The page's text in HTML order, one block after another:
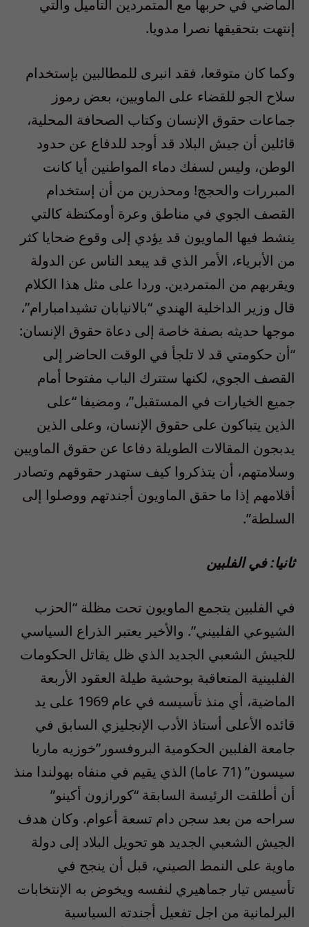
الماضي في حربها مع المتمردين التاميل والتي
إنتهت بتحقيقها نصرا مدويا.
وكما كان متوقعا، فقد انبرى للمطالبين بإستخدام
سلاح الجو للقضاء على الماويين، بعض رموز
جماعات حقوق الإنسان وكتاب الصحافة المحلية،
قائلين أن جيش البلاد قد أوجد للدفاع عن حدود
الوطن، وليس لسفك دماء المواطنين أيا كانت
المبررات والحجج! ومحذرين من أن إستخدام
القصف الجوي في مناطق وعرة أومكتظة كالتي
ينشط فيها الماويون قد يؤدي إلى وقوع ضحايا كثر
من الأبرياء، الأمر الذي قد يبعد الناس عن الدولة
ويقربهم من المتمردين. وردا على مثل هذا الكلام
قال وزير الداخلية الهندي “بالانيابان تشيدامبارام”،
موجها حديثه بصفة خاصة إلى دعاة حقوق الإنسان:
“أن حكومتي قد لا تلجأ في الوقت الحاضر إلى
القصف الجوي، لكنها ستترك الباب مفتوحا أمام
جميع الخيارات في المستقبل”، ومضيفا “على
الذين يتباكون على حقوق الإنسان، وعلى الذين
يدبجون المقالات الطويلة دفاعا عن حقوق الماويين
وسلامتهم، أن يتذكروا كيف ستهدر حقوقهم وتصادر
أقلامهم إذا ما حقق الماويون أجندتهم ووصلوا إلى
السلطة”.
ثانيا: في الفلبين
في الفلبين يتجمع الماويون تحت مظلة “الحزب
الشيوعي الفلبيني”. والأخير يعتبر الذراع السياسي
للجيش الشعبي الجديد الذي ظل يقاتل الحكومات
الفلبينية المتعاقبة بوحشية طيلة العقود الأربعة
الماضية، أي منذ تأسيسه في عام 1969 على يد
قائده الأعلى أستاذ الأدب الإنجليزي السابق في
جامعة الفلبين الحكومية البروفسور”خوزيه ماريا
سيسون” (71 عاما) الذي يقيم في منفاه بهولندا منذ
أن أطلقت الرئيسة السابقة “كورازون أكينو”
سراحه من بعد سجن دام تسعة أعوام. وكان هدف
الجيش الشعبي الجديد هو تحويل البلاد إلى دولة
ماوية على النمط الصيني، قبل أن ينجح في
تأسيس تيار جماهيري لنفسه ويخوض به الإنتخابات
البرلمانية من اجل تفعيل أجندته السياسية